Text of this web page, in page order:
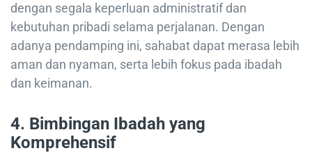
dengan segala keperluan administratif dan
kebutuhan pribadi selama perjalanan. Dengan
adanya pendamping ini, sahabat dapat merasa lebih
aman dan nyaman, serta lebih fokus pada ibadah
dan keimanan.
4. Bimbingan Ibadah yang
Komprehensif